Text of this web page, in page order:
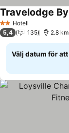
2 Stjärnor
Hotell
Travelodge
5,4 135 2.8
Välj datum för